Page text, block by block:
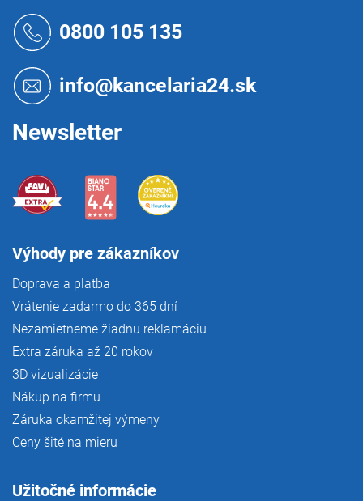
0800 105 135
info@kancelaria24.sk
Newsletter
Výhody pre zákazníkov
Doprava a platba
Vrátenie zadarmo do 365 dní
Nezamietneme žiadnu reklamáciu
Extra záruka až 20 rokov
3D vizualizácie
Nákup na firmu
Záruka okamžitej výmeny
Ceny šité na mieru
Užitočné informácie